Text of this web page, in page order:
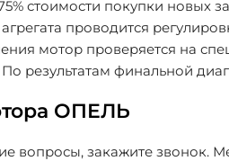
стоимости покупки новых
проводится
мотор проверяется на
результатам финальной
ОПЕЛЬ
вопросы, закажите звонок.